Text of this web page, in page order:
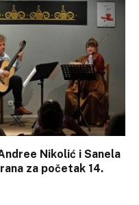
Nikolić i Sanela
za početak 14.